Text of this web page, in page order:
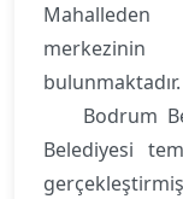
bulunmaktadır.
Bodrum
Belediyesi